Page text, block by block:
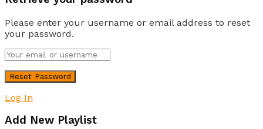
Please enter your username or email address to reset
your password.
Log In
Add New Playlist